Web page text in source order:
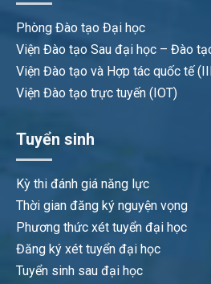
Phòng Đào tạo Đại học
Viện Đào tạo Sau đại học – Đào
Viện Đào tạo và Hợp tác quốc tế
Viện Đào tạo trực tuyến (IOT)
Tuyển sinh
Kỳ thi đánh giá năng lực
Thời gian đăng ký nguyện vọng
Phương thức xét tuyển đại học
Đăng ký xét tuyển đại học
Tuyển sinh sau đại học